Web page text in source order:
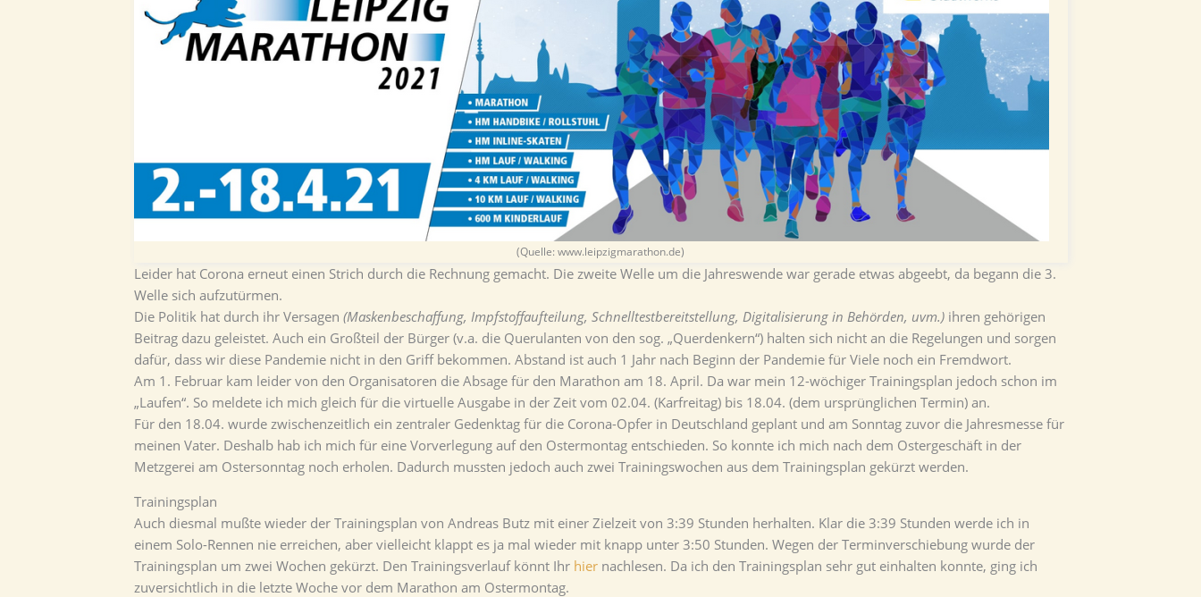
(Quelle: www.leipzigmarathon.de)
Leider hat Corona erneut einen Strich durch die Rechnung gemacht. Die zweite Welle um die Jahreswende war gerade etwas abgeebt, da begann die 3.
Welle sich aufzutürmen.
Die Politik hat durch ihr Versagen (Maskenbeschaffung, Impfstoffaufteilung, Schnelltestbereitstellung, Digitalisierung in Behörden, uvm.)ihren gehörigen
Beitrag dazu geleistet. Auch ein Großteil der Bürger (v.a. die Querulanten von den sog. „Querdenkern“) halten sich nicht an die Regelungen und sorgen
dafür, dass wir diese Pandemie nicht in den Griff bekommen. Abstand ist auch 1 Jahr nach Beginn der Pandemie für Viele noch ein Fremdwort.
Am 1. Februar kam leider von den Organisatoren die Absage für den Marathon am 18. April. Da war mein 12-wöchiger Trainingsplan jedoch schon im
„Laufen“. So meldete ich mich gleich für die virtuelle Ausgabe in der Zeit vom 02.04. (Karfreitag) bis 18.04. (dem ursprünglichen Termin) an.
Für den 18.04. wurde zwischenzeitlich ein zentraler Gedenktag für die Corona-Opfer in Deutschland geplant und am Sonntag zuvor die Jahresmesse für
meinen Vater. Deshalb hab ich mich für eine Vorverlegung auf den Ostermontag entschieden. So konnte ich mich nach dem Ostergeschäft in der
Metzgerei am Ostersonntag noch erholen. Dadurch mussten jedoch auch zwei Trainingswochen aus dem Trainingsplan gekürzt werden.
Trainingsplan
Auch diesmal mußte wieder der Trainingsplan von Andreas Butz mit einer Zielzeit von 3:39 Stunden herhalten. Klar die 3:39 Stunden werde ich in
einem Solo-Rennen nie erreichen, aber vielleicht klappt es ja mal wieder mit knapp unter 3:50 Stunden. Wegen der Terminverschiebung wurde der
Trainingsplan um zwei Wochen gekürzt. Den Trainingsverlauf könnt Ihr hiernachlesen. Da ich den Trainingsplan sehr gut einhalten konnte, ging ich
zuversichtlich in die letzte Woche vor dem Marathon am Ostermontag.